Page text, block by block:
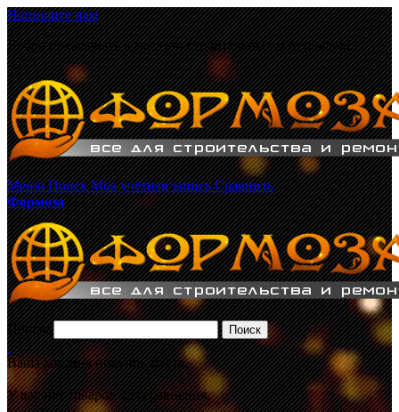
Напишите нам
Добро пожаловать в магазин строительных материалов!
Меню Поиск Моя учётная запись Сравнить
Формоза
Поиск: Поиск
Ваша корзина покупок пуста.
У вас нет товаров для сравнения.